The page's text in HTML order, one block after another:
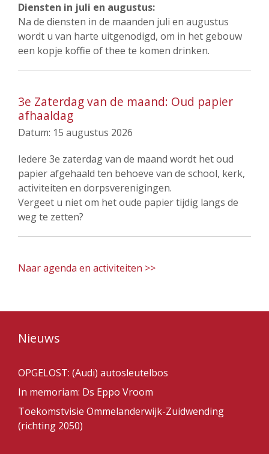
Diensten in juli en augustus:
Na de diensten in de maanden juli en augustus
wordt u van harte uitgenodigd, om in het gebouw
een kopje koffie of thee te komen drinken.
3e Zaterdag van de maand: Oud papier
afhaaldag
Datum: 15 augustus 2026
Iedere 3e zaterdag van de maand wordt het oud
papier afgehaald ten behoeve van de school, kerk,
activiteiten en dorpsverenigingen.
Vergeet u niet om het oude papier tijdig langs de
weg te zetten?
Naar agenda en activiteiten >>
Nieuws
OPGELOST: (Audi) autosleutelbos
In memoriam: Ds Eppo Vroom
Toekomstvisie Ommelanderwijk-Zuidwending
(richting 2050)